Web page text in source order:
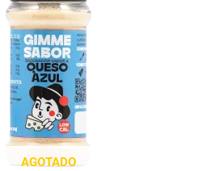
AGOTADO